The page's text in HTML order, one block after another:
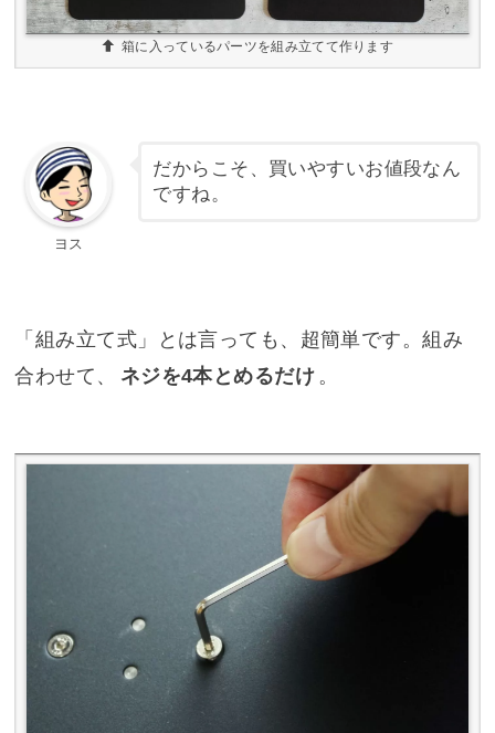
箱に入っているパーツを組み立てて作ります
ヨス
だからこそ、買いやすいお値段なん
ですね。
「組み立て式」とは言っても、超簡単です。組み
合わせて、
ネジを4本とめるだけ 。